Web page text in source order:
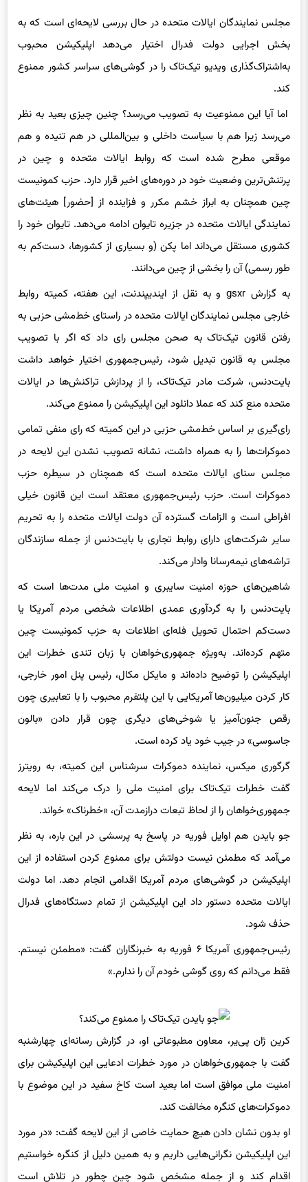
مجلس نمایندگان ایالات متحده در حال بررسی لایحه‌ای است که به
بخش اجرایی دولت فدرال اختیار می‌دهد اپلیکیشن محبوب
به‌اشتراک‌گذاری ویدیو تیک‌تاک را در گوشی‌های سراسر کشور ممنوع
کند.
اما آیا این ممنوعیت به تصویب می‌رسد؟ چنین چیزی بعید به نظر
می‌رسد زیرا هم با سیاست داخلی و بین‌المللی در هم تنیده و هم
موقعی مطرح شده است که روابط ایالات متحده و چین در
پرتنش‌ترین وضعیت خود در دوره‌های اخیر قرار دارد. حزب کمونیست
چین همچنان به ابراز خشم مکرر و فزاینده از [حضور] هیئت‌های
نمایندگی ایالات متحده در جزیره تایوان ادامه می‌دهد. تایوان خود را
کشوری مستقل می‌داند اما پکن (و بسیاری از کشورها، دست‌کم به
طور رسمی) آن را بخشی از چین می‌دانند.
به گزارش gsxr و به نقل از ایندیپندنت، این هفته، کمیته روابط
خارجی مجلس نمایندگان ایالات متحده در راستای خط‌‌مشی حزبی به
رفتن قانون تیک‌تاک به صحن مجلس رای داد که اگر با تصویب
مجلس به قانون تبدیل شود، رئیس‌جمهوری اختیار خواهد داشت
بایت‌دنس، شرکت مادر تیک‌تاک، را از پردازش تراکنش‌ها در ایالات
متحده منع کند که عملا دانلود این اپلیکیشن را ممنوع می‌کند.
رای‌گیری بر اساس خط‌مشی حزبی در این کمیته که رای منفی تمامی
دموکرات‌ها را به همراه داشت، نشانه تصویب نشدن این لایحه در
مجلس سنای ایالات متحده است که همچنان در سیطره حزب
دموکرات است. حزب رئیس‌جمهوری معتقد است این قانون خیلی
افراطی است و الزامات گسترده آن دولت ایالات متحده را به تحریم
سایر شرکت‌های دارای روابط تجاری با بایت‌دنس از جمله سازندگان
تراشه‌های نیمه‌‌رسانا وادار می‌کند.
شاهین‌های حوزه امنیت سایبری و امنیت ملی مدت‌ها است که
بایت‌دنس را به گردآوری عمدی اطلاعات شخصی مردم آمریکا یا
دست‌کم احتمال تحویل فله‌ای اطلاعات به حزب کمونیست چین
متهم کرده‌اند. به‌ویژه جمهوری‌خواهان با زبان تندی خطرات این
اپلیکیشن را توضیح داده‌اند و مایکل مکال، رئیس پنل امور خارجی،
کار کردن میلیون‌ها آمریکایی با این پلتفرم محبوب را با تعابیری چون
رقص جنون‌آمیز یا شوخی‌های دیگری چون قرار دادن «بالون
جاسوسی» در جیب خود یاد کرده است.
گرگوری میکس، نماینده دموکرات‌ سرشناس این کمیته، به رویترز
گفت خطرات تیک‌تاک برای امنیت ملی را درک می‌کند اما لایحه
جمهوری‌خواهان را از لحاظ تبعات درازمدت آن، «خطرناک» خواند.
جو بایدن هم اوایل فوریه در پاسخ به پرسشی در این باره، به نظر
می‌آمد که مطمئن نیست دولتش برای ممنوع کردن استفاده از این
اپلیکیشن در گوشی‌‌های مردم آمریکا اقدامی انجام دهد. اما دولت
ایالات متحده دستور داد این اپلیکیشن از تمام دستگاه‌های فدرال
حذف شود.
رئیس‌جمهوری آمریکا ۶ فوریه به خبرنگاران گفت: «مطمئن نیستم.
فقط می‌دانم که روی گوشی خودم آن را ندارم.»
کرین ژان پی‌یر، معاون مطبوعاتی او، در گزارش رسانه‌ای چهارشنبه
گفت با جمهوری‌خواهان در مورد خطرات ادعایی این اپلیکیشن برای
امنیت ملی موافق است اما بعید است کاخ سفید در این موضوع با
دموکرات‌های کنگره مخالفت کند.
او بدون نشان دادن هیچ حمایت خاصی از این لایحه گفت: «در مورد
این اپلیکیشن نگرانی‌هایی داریم و به همین دلیل از کنگره خواستیم
اقدام کند و از جمله مشخص شود چین چطور در تلاش است